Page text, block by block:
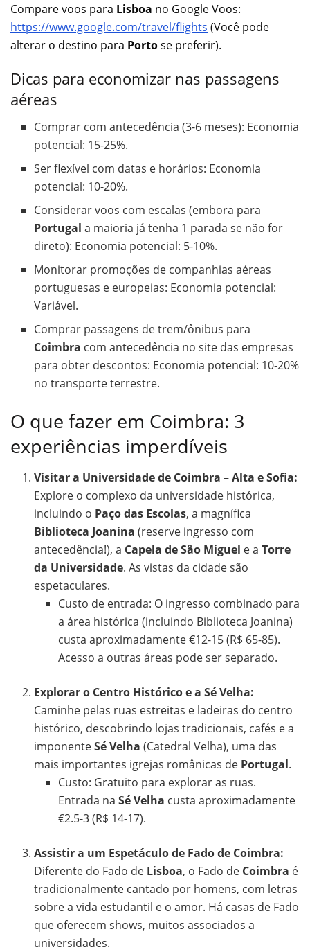
Compare voos para Lisboa no Google Voos:
https://www.google.com/travel/flights (Você pode
alterar o destino para Portose preferir).
Dicas para economizar nas passagens
aéreas
Comprar com antecedência (3-6 meses): Economia
potencial: 15-25%.
Ser flexível com datas e horários: Economia
potencial: 10-20%.
Considerar voos com escalas (embora para
Portugal a maioria já tenha 1 parada se não for
direto): Economia potencial: 5-10%.
Monitorar promoções de companhias aéreas
portuguesas e europeias: Economia potencial:
Variável.
Comprar passagens de trem/ônibus para
Coimbra com antecedência no site das empresas
para obter descontos: Economia potencial: 10-20%
no transporte terrestre.
O que fazer em Coimbra: 3
experiências imperdíveis
Visitar a Universidade de Coimbra – Alta e Sofia:
Explore o complexo da universidade histórica,
incluindo o Paço das Escolas, a magnífica
Biblioteca Joanina (reserve ingresso com
antecedência!), a Capela de São Miguel e aTorre
da Universidade. As vistas da cidade são
espetaculares.
Custo de entrada: O ingresso combinado para
a área histórica (incluindo Biblioteca Joanina)
custa aproximadamente €12-15 (R$ 65-85).
Acesso a outras áreas pode ser separado.
Explorar o Centro Histórico e a Sé Velha:
Caminhe pelas ruas estreitas e ladeiras do centro
histórico, descobrindo lojas tradicionais, cafés e a
imponenteSé Velha (Catedral Velha), uma das
mais importantes igrejas românicas de Portugal.
Custo: Gratuito para explorar as ruas.
Entrada na Sé Velha custa aproximadamente
€2.5-3 (R$ 14-17).
Assistir a um Espetáculo de Fado de Coimbra:
Diferente do Fado de Lisboa, o Fado de Coimbra é
tradicionalmente cantado por homens, com letras
sobre a vida estudantil e o amor. Há casas de Fado
que oferecem shows, muitos associados a
universidades.